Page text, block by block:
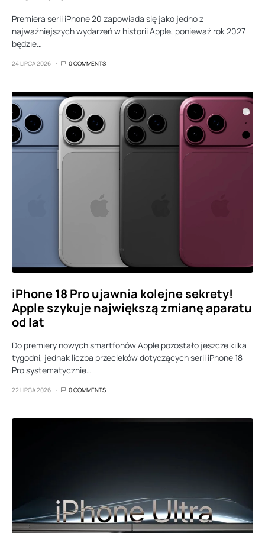
Premiera serii iPhone 20 zapowiada się jako jedno z
najważniejszych wydarzeń w historii Apple, ponieważ rok 2027
będzie…
24 LIPCA 2026 0 COMMENTS
iPhone 18 Pro ujawnia kolejne sekrety!
Apple szykuje największą zmianę aparatu
od lat
Do premiery nowych smartfonów Apple pozostało jeszcze kilka
tygodni, jednak liczba przecieków dotyczących serii iPhone 18
Pro systematycznie…
22 LIPCA 2026 0 COMMENTS